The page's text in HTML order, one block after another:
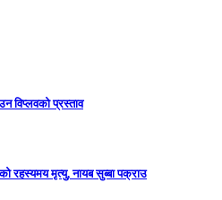
विप्लवको प्रस्ताव
रहस्यमय मृत्यु, नायब सुब्बा पक्राउ